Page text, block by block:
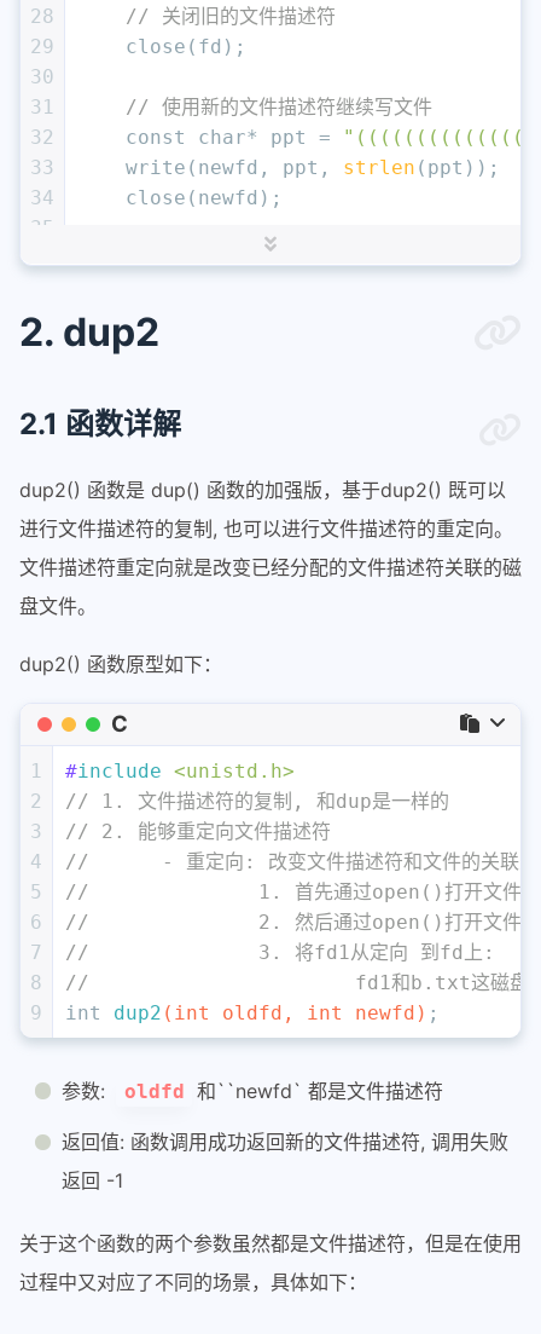
28
29
30
31
32
33
34
35
// 关闭旧的文件描述符
    close(fd);
// 使用新的文件描述符继续写文件
const
char* ppt =
    write(newfd, ppt,
strlen (ppt));
    close(newfd);
2. dup2
2.1 函数详解
dup2() 函数是 dup() 函数的加强版，基于dup2() 既可以
进行文件描述符的复制, 也可以进行文件描述符的重定向。
文件描述符重定向就是改变已经分配的文件描述符关联的磁
盘文件。
dup2() 函数原型如下：
C
1
2
3
4
5
6
7
8
9
#include <unistd.h>
// 1. 文件描述符的复制, 和dup是一样的
// 2. 能够重定向文件描述符
// 	- 重定向: 改变文件描述符和文件的关
//		1. 首先通过open()打开
//		2. 然后通过open()打开
//		3. 将fd1从定向 到fd上:
//			fd1和b.txt这
int
dup2 ( int oldfd, int newfd) ;
参数: oldfd 和``newfd` 都是文件描述符
返回值: 函数调用成功返回新的文件描述符, 调用失败
返回 -1
关于这个函数的两个参数虽然都是文件描述符，但是在使用
过程中又对应了不同的场景，具体如下：